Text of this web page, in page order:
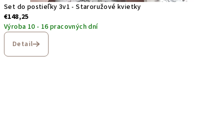
Set do postieľky 3v1 - Staroružové kvietky
€148,25
Výroba 10 - 16 pracovných dní
Detail